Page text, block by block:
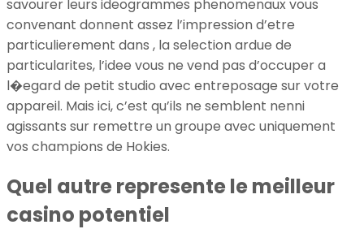
savourer leurs ideogrammes phenomenaux vous
convenant donnent assez l’impression d’etre
particulierement dans , la selection ardue de
particularites, l’idee vous ne vend pas d’occuper a
l�egard de petit studio avec entreposage sur votre
appareil. Mais ici, c’est qu’ils ne semblent nenni
agissants sur remettre un groupe avec uniquement
vos champions de Hokies.
Quel autre represente le meilleur
casino potentiel